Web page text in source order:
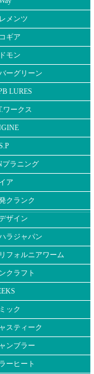
メンツ
ギア
モン
ーグリーン
LURES
ワークス
プラニング
ア
クランク
ザイン
ラジャパン
フォルニアワーム
クラフト
ック
スティーク
ンブラー
ーヒート